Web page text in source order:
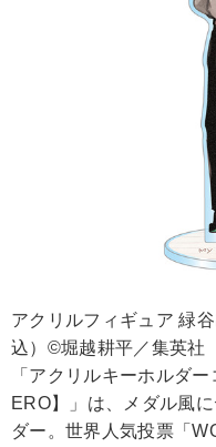
アクリルフィギュア 緑
込）©堀越耕平／集英社
「アクリルキーホルダ
ERO】」は、メダル風
ダー。世界人気投票「